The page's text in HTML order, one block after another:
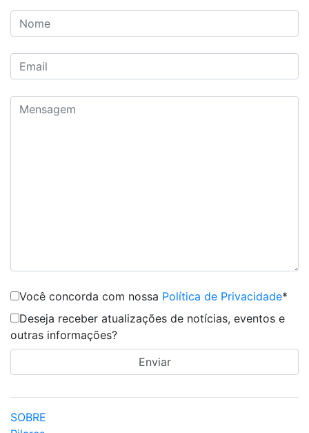
Você concorda com nossa Política de Privacidade*
Deseja receber atualizações de notícias, eventos e
outras informações?
SOBRE